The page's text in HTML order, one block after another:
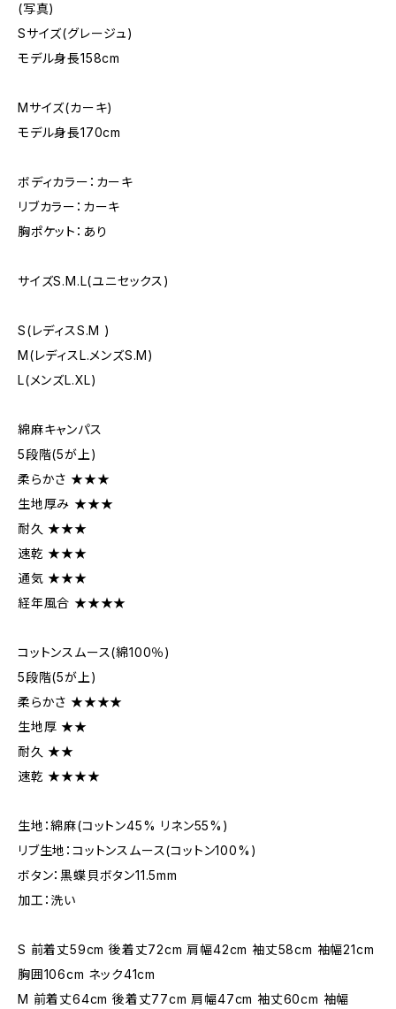
(写真)
Sサイズ(グレージュ)
モデル身長158cm
Mサイズ(カーキ)
モデル身長170cm
ボディカラー：カーキ
リブカラー：カーキ
胸ポケット：あり
サイズS.M.L(ユニセックス)
S(レディスS.M )
M(レディスL.メンズS.M)
L(メンズL.XL)
綿麻キャンパス
5段階(5が上)
柔らかさ ★★★
生地厚み ★★★
耐久 ★★★
速乾 ★★★
通気 ★★★
経年風合 ★★★★
コットンスムース(綿100％)
5段階(5が上)
柔らかさ ★★★★
生地厚 ★★
耐久 ★★
速乾 ★★★★
生地：綿麻(コットン45% リネン55%)
リブ生地：コットンスムース(コットン100%)
ボタン：黒蝶貝ボタン11.5mm
加工：洗い
S 前着丈59cm 後着丈72cm 肩幅42cm 袖丈58cm 袖幅21cm
胸囲106cm ネック41cm
M 前着丈64cm 後着丈77cm 肩幅47cm 袖丈60cm 袖幅